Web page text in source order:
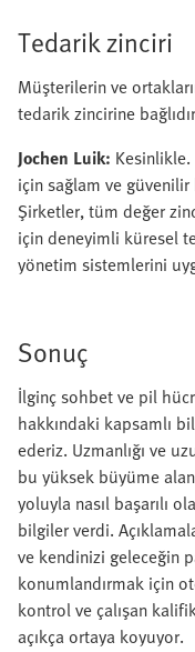
Tedarik zinciri
Müşterilerin ve
tedarik zincirine
Jochen Luik: Kesinlikle.
için sağlam ve
Şirketler, tüm değer
için deneyimli küresel
yönetim sistemlerini
Sonuç
İlginç sohbet ve pil
hakkındaki kapsamlı
ederiz. Uzmanlığı ve
bu yüksek büyüme
yoluyla nasıl başarılı
bilgiler verdi.
ve kendinizi geleceğin
konumlandırmak için
kontrol ve çalışan
açıkça ortaya koyuyor.